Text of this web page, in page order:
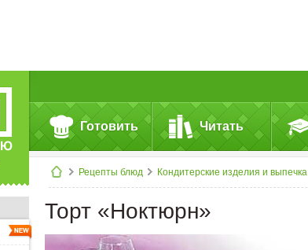
Готовить Читать
Рецепты блюд Кондитерские изделия и выпечка
Торт «Ноктюрн»